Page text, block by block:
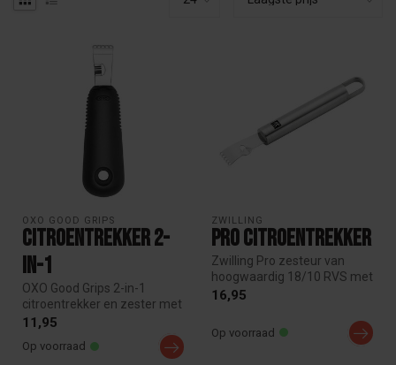
OXO GOOD GRIPS
Citroentrekker 2-
in-1
OXO Good Grips 2-in-1
citroentrekker en zester met
scherp RVS blad. Maak
11,95
Op voorraad
ZWILLING
Pro Citroentrekker
Zwilling Pro zesteur van
hoogwaardig 18/10 RVS met
twee snijdelen voor fijne en ...
16,95
Op voorraad